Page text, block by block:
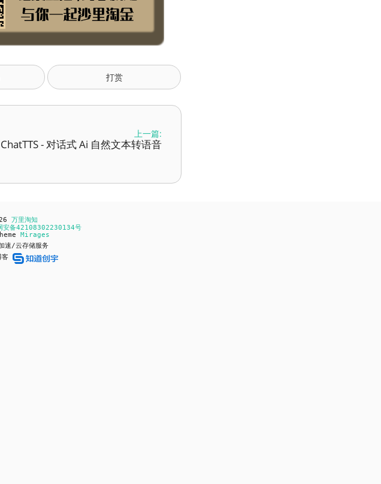
打赏
上一篇:
ChatTTS - 对话式 Ai 自然文本转语音
万里淘知
备42108302230134号
Mirages
速/云存储服务